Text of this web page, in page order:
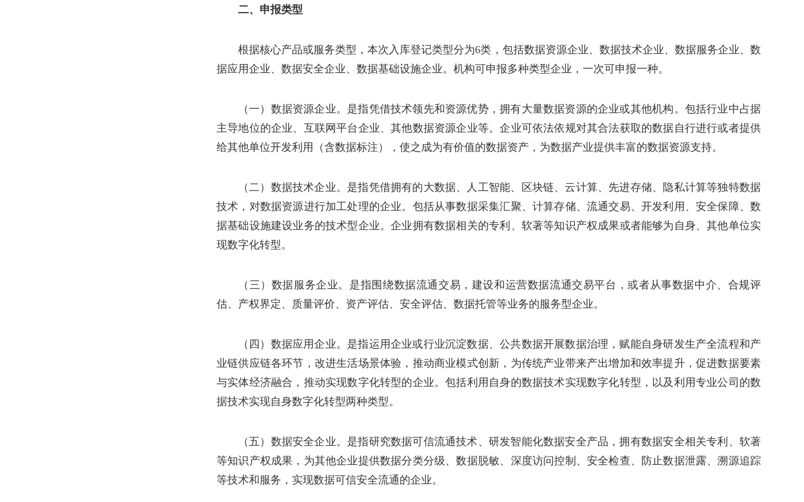
二、申报类型
根据核心产品或服务类型，本次入库登记类型分为6类，包括数据资源企业、数据技术企业、数据服务企业、数
据应用企业、数据安全企业、数据基础设施企业。机构可申报多种类型企业，一次可申报一种。
（一）数据资源企业。是指凭借技术领先和资源优势，拥有大量数据资源的企业或其他机构。包括行业中占据
主导地位的企业、互联网平台企业、其他数据资源企业等。企业可依法依规对其合法获取的数据自行进行或者提供
给其他单位开发利用（含数据标注），使之成为有价值的数据资产，为数据产业提供丰富的数据资源支持。
（二）数据技术企业。是指凭借拥有的大数据、人工智能、区块链、云计算、先进存储、隐私计算等独特数据
技术，对数据资源进行加工处理的企业。包括从事数据采集汇聚、计算存储、流通交易、开发利用、安全保障、数
据基础设施建设业务的技术型企业。企业拥有数据相关的专利、软著等知识产权成果或者能够为自身、其他单位实
现数字化转型。
（三）数据服务企业。是指围绕数据流通交易，建设和运营数据流通交易平台，或者从事数据中介、合规评
估、产权界定、质量评价、资产评估、安全评估、数据托管等业务的服务型企业。
（四）数据应用企业。是指运用企业或行业沉淀数据、公共数据开展数据治理，赋能自身研发生产全流程和产
业链供应链各环节，改进生活场景体验，推动商业模式创新，为传统产业带来产出增加和效率提升，促进数据要素
与实体经济融合，推动实现数字化转型的企业。包括利用自身的数据技术实现数字化转型，以及利用专业公司的数
据技术实现自身数字化转型两种类型。
（五）数据安全企业。是指研究数据可信流通技术、研发智能化数据安全产品，拥有数据安全相关专利、软著
等知识产权成果，为其他企业提供数据分类分级、数据脱敏、深度访问控制、安全检查、防止数据泄露、溯源追踪
等技术和服务，实现数据可信安全流通的企业。